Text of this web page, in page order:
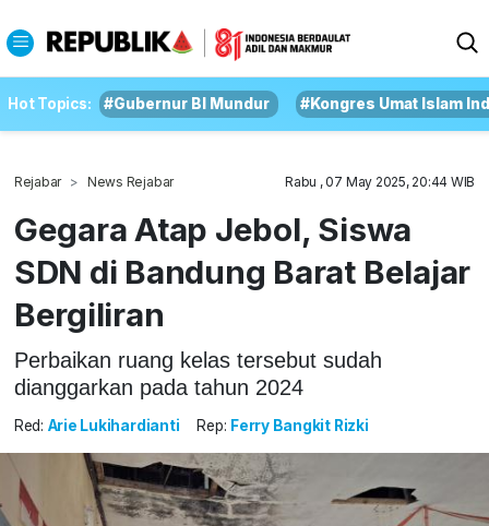
Hot Topics: #Gubernur BI Mundur #Kongres Umat Islam
Rejabar News Rejabar Rabu , 07 May 2025, 20:44 WIB
Gegara Atap Jebol, Siswa
SDN di Bandung Barat Belajar
Bergiliran
Perbaikan ruang kelas tersebut sudah
dianggarkan pada tahun 2024
Red: Arie Lukihardianti Rep: Ferry Bangkit Rizki